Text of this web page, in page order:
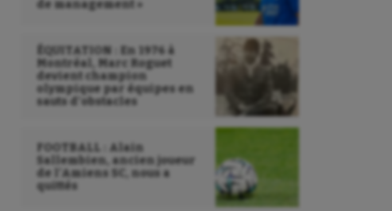
de management »
ÉQUITATION : En 1976 à
Montréal, Marc Roguet
devient champion
olympique par équipes en
sauts d’obstacles
FOOTBALL : Alain
Sallembien, ancien joueur
de l’Amiens SC, nous a
quittés